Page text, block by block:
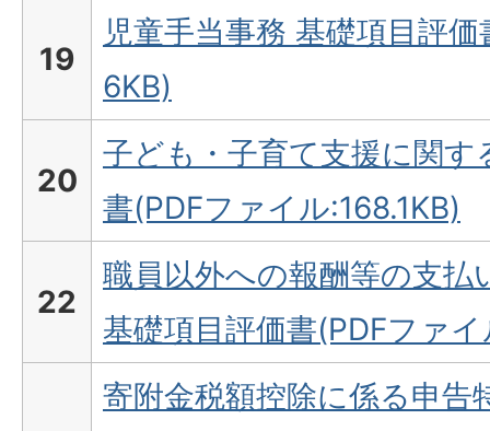
19
児童手当事務 基礎項目評
6KB)
20
子ども・子育て支援に関す
書(PDFファイル:168.1KB)
22
職員以外への報酬等の支払
基礎項目評価書(PDFファ
寄附金税額控除に係る申告